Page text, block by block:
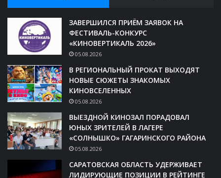
ЗАВЕРШИЛСЯ ПРИЁМ ЗАЯВОК НА
ФЕСТИВАЛЬ-КОНКУРС
«КИНОВЕРТИКАЛЬ 2026»
05.08.2026
В РЕГИОНАЛЬНЫЙ ПРОКАТ ВЫХОДЯТ
НОВЫЕ СЮЖЕТЫ ЗНАКОМЫХ
КИНОВСЕЛЕННЫХ
05.08.2026
ВЫЕЗДНОЙ КИНОЗАЛ ПОРАДОВАЛ
ЮНЫХ ЗРИТЕЛЕЙ В ЛАГЕРЕ
«СОЛНЫШКО» ГАГАРИНСКОГО РАЙОНА
05.08.2026
САРАТОВСКАЯ ОБЛАСТЬ УДЕРЖИВАЕТ
ЛИДИРУЮЩИЕ ПОЗИЦИИ В РЕЙТИНГЕ